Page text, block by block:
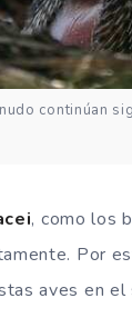
continúan
, como los
Por
aves en el